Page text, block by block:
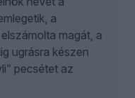
a
magát, a
ugrásra készen
pecsétet az